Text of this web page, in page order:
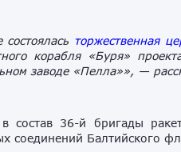
торжественная
корабля «Буря»
заводе «Пелла»», —
состав 36-й бригады
соединений Балтийского